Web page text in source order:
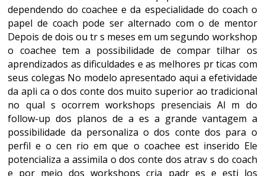
dependendo do coachee e da especialidade do coach o
papel de coach pode ser alternado com o de mentor
Depois de dois ou tr s meses em um segundo workshop
o coachee tem a possibilidade de compar tilhar os
aprendizados as dificuldades e as melhores pr ticas com
seus colegas No modelo apresentado aqui a efetividade
da apli ca o dos conte dos muito superior ao tradicional
no qual s ocorrem workshops presenciais Al m do
follow-up dos planos de a es a grande vantagem a
possibilidade da personaliza o dos conte dos para o
perfil e o cen rio em que o coachee est inserido Ele
potencializa a assimila o dos conte dos atrav s do coach
e por meio dos workshops cria padr es e esti los